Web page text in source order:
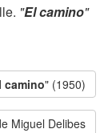
"El camino"
camino" (1950)
Miguel Delibes